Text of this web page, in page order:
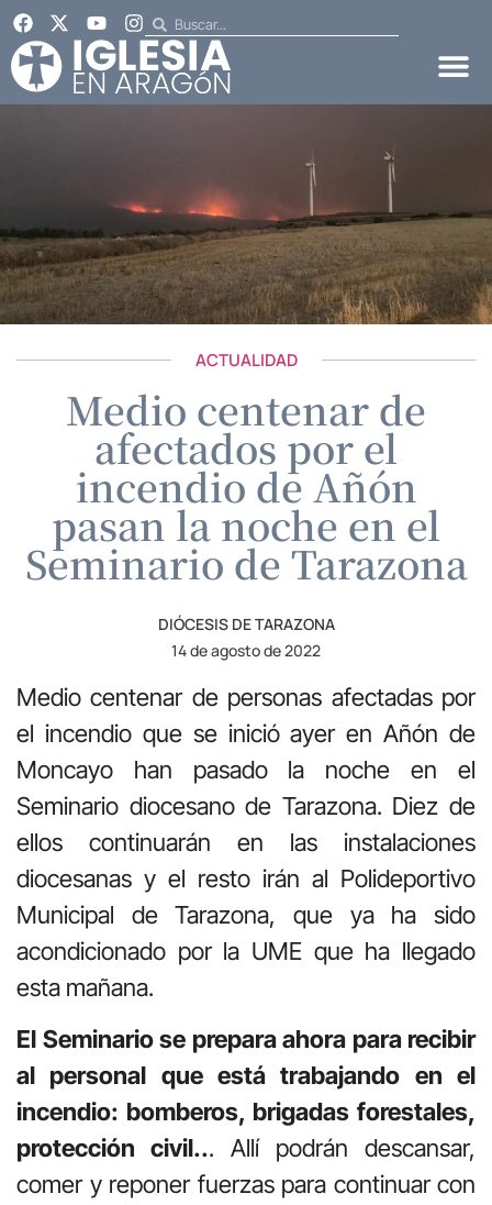
ACTUALIDAD
Medio centenar de
afectados por el
incendio de Añón
pasan la noche en el
Seminario de Tarazona
DIÓCESIS DE TARAZONA
14 de agosto de 2022
Medio centenar de personas afectadas por
el incendio que se inició ayer en Añón de
Moncayo han pasado la noche en el
Seminario diocesano de Tarazona. Diez de
ellos continuarán en las instalaciones
diocesanas y el resto irán al Polideportivo
Municipal de Tarazona, que ya ha sido
acondicionado por la UME que ha llegado
esta mañana.
El Seminario se prepara ahora para recibir
al personal que está trabajando en el
incendio: bomberos, brigadas forestales,
protección civil... Allí podrán descansar,
comer y reponer fuerzas para continuar con